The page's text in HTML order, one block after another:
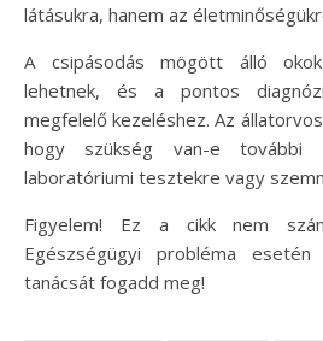
látásukra, hanem az
A csipásodás mögött álló
lehetnek, és a pontos
megfelelő kezeléshez. Az
hogy szükség van-e további
laboratóriumi tesztekre vagy
Figyelem! Ez a cikk nem
Egészségügyi probléma
tanácsát fogadd meg!